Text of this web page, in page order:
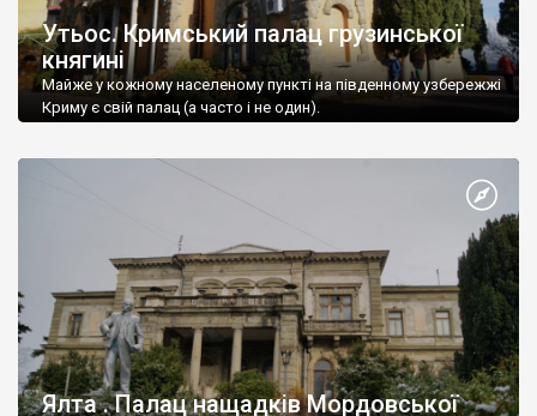
Утьос. Кримський палац грузинської
княгині
Майже у кожному населеному пункті на південному узбережжі
Криму є свій палац (а часто і не один).
Ялта . Палац нащадків Мордовської